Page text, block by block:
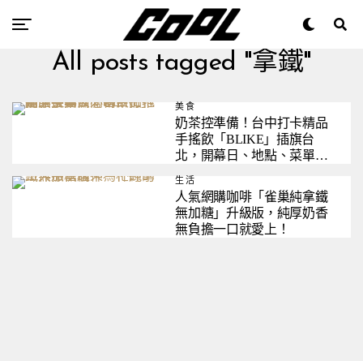
All posts tagged "拿鐵"
美食
奶茶控準備！台中打卡精品
手搖飲「BLIKE」插旗台
北，開幕日、地點、菜單＆
生活
人氣網購咖啡「雀巢純拿鐵
無加糖」升級版，純厚奶香
無負擔一口就愛上！